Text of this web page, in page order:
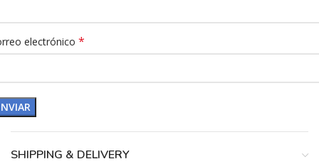
electrónico *
SHIPPING & DELIVERY